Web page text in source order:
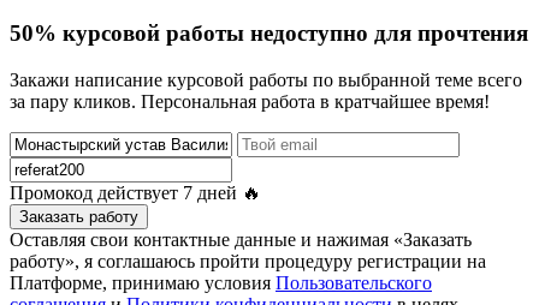
50% курсовой работы недоступно для прочтения
Закажи написание курсовой работы по выбранной теме всего
за пару кликов. Персональная работа в кратчайшее время!
Промокод действует 7 дней 🔥
Заказать работу
Оставляя свои контактные данные и нажимая «Заказать
работу», я соглашаюсь пройти процедуру регистрации на
Платформе, принимаю условия Пользовательского